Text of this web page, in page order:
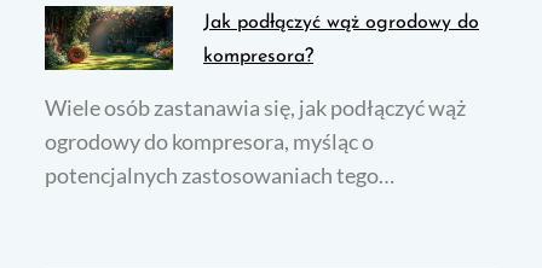
Jak podłączyć wąż ogrodowy do
kompresora?
Wiele osób zastanawia się, jak podłączyć wąż
ogrodowy do kompresora, myśląc o
potencjalnych zastosowaniach tego…